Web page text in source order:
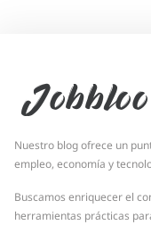
Jobbloo
Nuestro blog ofrece un
empleo, economía y
Buscamos enriquecer el
herramientas prácticas